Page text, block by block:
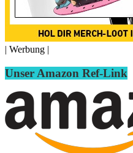
| Werbung |
Unser Amazon Ref-Link